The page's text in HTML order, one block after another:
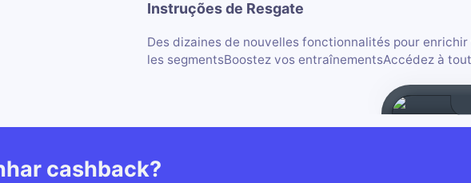
Instruções de Resgate
Des dizaines de nouvelles fonctionnalités pour
les segmentsBoostez vos entraînementsAccédez à
cashback?